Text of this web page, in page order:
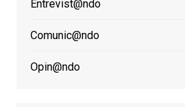
Entrevist@ndo
Comunic@ndo
Opin@ndo